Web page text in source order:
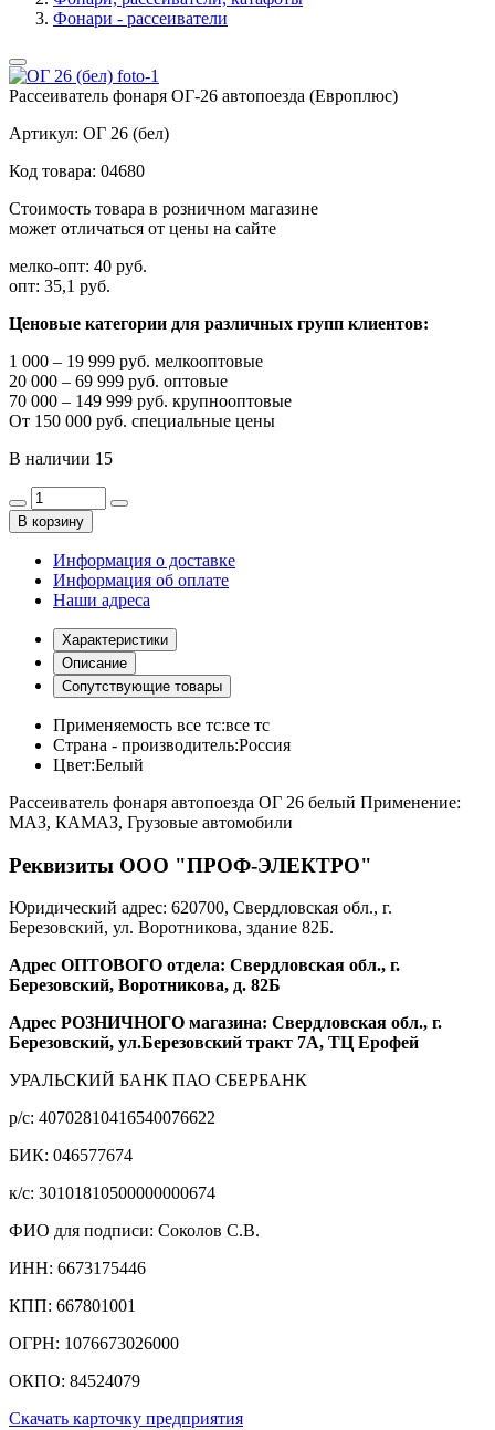
Фонари - рассеиватели
Рассеиватель фонаря ОГ-26 автопоезда (Европлюс)
Артикул: ОГ 26 (бел)
Код товара: 04680
Стоимость товара в розничном магазине
может отличаться от цены на сайте
мелко-опт: 40 руб.
опт: 35,1 руб.
Ценовые категории для различных групп клиентов:
1 000 – 19 999 руб. мелкооптовые
20 000 – 69 999 руб. оптовые
70 000 – 149 999 руб. крупнооптовые
От 150 000 руб. специальные цены
В наличии 15
В корзину
Информация о доставке
Информация об оплате
Наши адреса
Характеристики
Описание
Сопутствующие товары
Применяемость все тс:все тс
Страна - производитель:Россия
Цвет:Белый
Рассеиватель фонаря автопоезда ОГ 26 белый Применение:
МАЗ, КАМАЗ, Грузовые автомобили
Реквизиты ООО "ПРОФ-ЭЛЕКТРО"
Юридический адрес: 620700, Свердловская обл., г.
Березовский, ул. Воротникова, здание 82Б.
Адрес ОПТОВОГО отдела: Свердловская обл., г.
Березовский, Воротникова, д. 82Б
Адрес РОЗНИЧНОГО магазина: Свердловская обл., г.
Березовский, ул.Березовский тракт 7А, ТЦ Ерофей
УРАЛЬСКИЙ БАНК ПАО СБЕРБАНК
р/c: 40702810416540076622
БИК: 046577674
к/c: 30101810500000000674
ФИО для подписи: Соколов С.В.
ИНН: 6673175446
КПП: 667801001
ОГРН: 1076673026000
ОКПО: 84524079
Скачать карточку предприятия